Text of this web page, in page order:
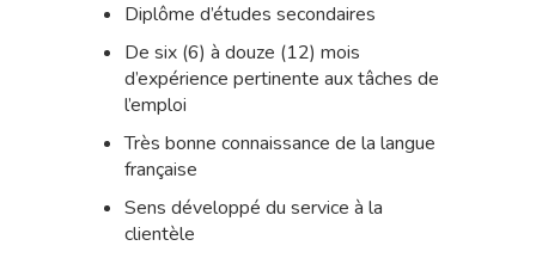
Diplôme d’études secondaires
De six (6) à douze (12) mois
d’expérience pertinente aux tâches de
l’emploi
Très bonne connaissance de la langue
française
Sens développé du service à la
clientèle